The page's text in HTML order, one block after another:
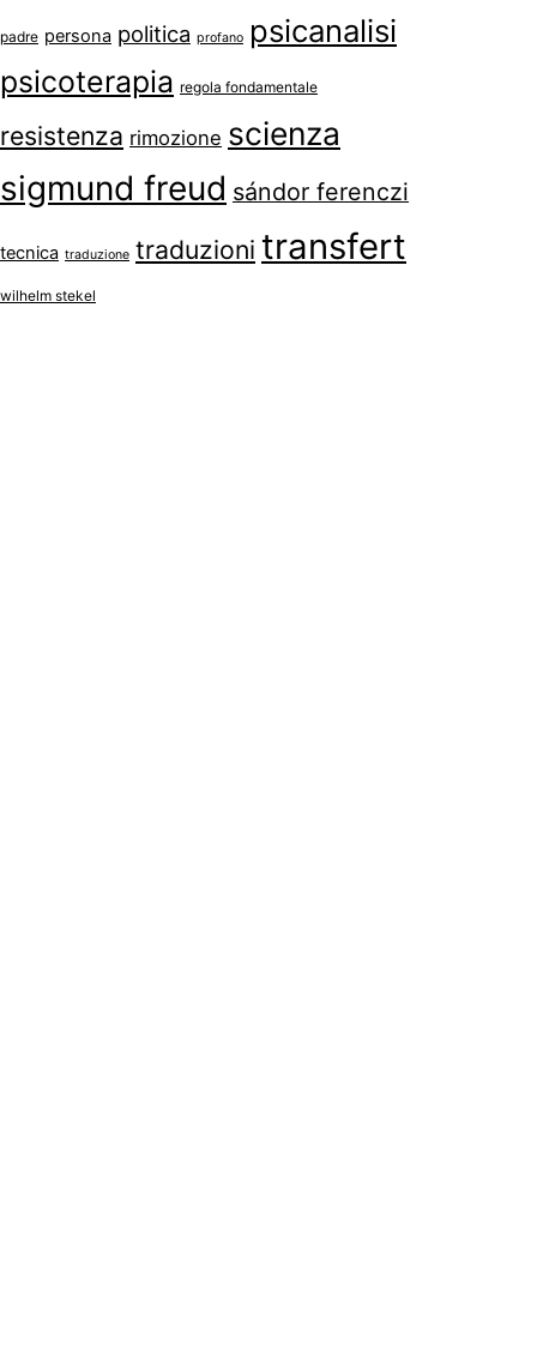
padre persona politica profano psicanalisi
psicoterapia regola fondamentale
resistenza rimozione scienza
sigmund freud sándor ferenczi
tecnica traduzione traduzioni transfert
wilhelm stekel